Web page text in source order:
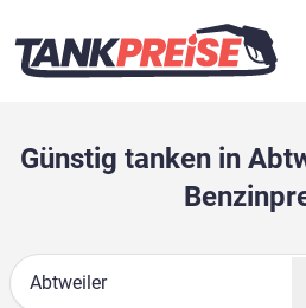
Günstig tanken in
Suche